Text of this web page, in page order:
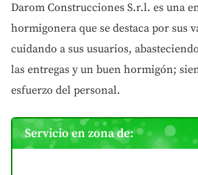
Darom Construcciones S.r.l. es una
hormigonera que se destaca por sus
cuidando a sus usuarios,
las entregas y un buen hormigón;
esfuerzo del personal.
Servicio en zona de: